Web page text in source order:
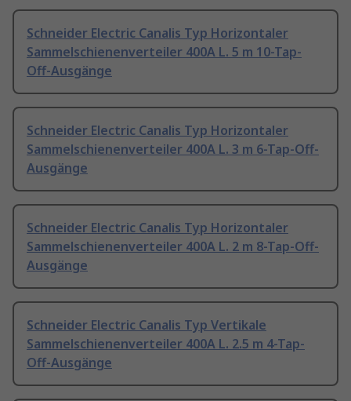
Schneider Electric Canalis Typ Horizontaler
Sammelschienenverteiler 400A L. 5 m 10-Tap-
Off-Ausgänge
Schneider Electric Canalis Typ Horizontaler
Sammelschienenverteiler 400A L. 3 m 6-Tap-Off-
Ausgänge
Schneider Electric Canalis Typ Horizontaler
Sammelschienenverteiler 400A L. 2 m 8-Tap-Off-
Ausgänge
Schneider Electric Canalis Typ Vertikale
Sammelschienenverteiler 400A L. 2.5 m 4-Tap-
Off-Ausgänge